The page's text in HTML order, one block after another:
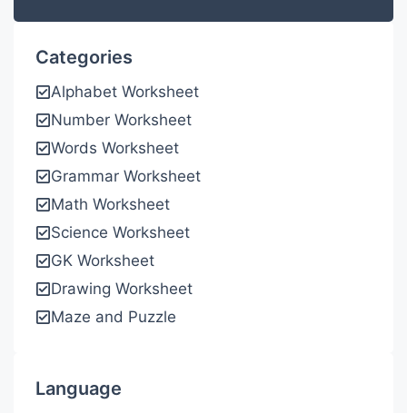
Categories
Alphabet Worksheet
Number Worksheet
Words Worksheet
Grammar Worksheet
Math Worksheet
Science Worksheet
GK Worksheet
Drawing Worksheet
Maze and Puzzle
Language